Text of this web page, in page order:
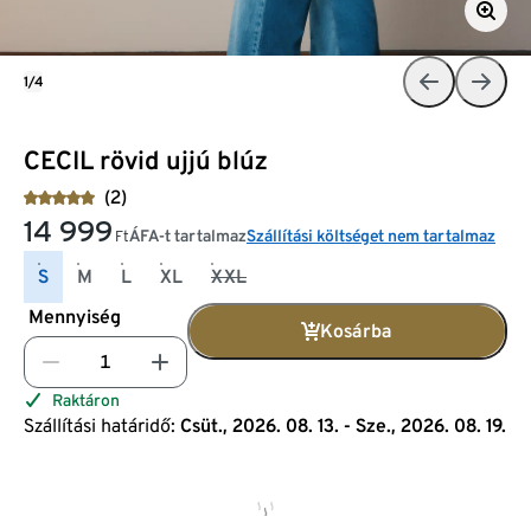
CECIL rövid ujjú blúz
(2)
14 999 FtÁFA-t tartalmazSzállítási költséget nem tartalmaz
S M L XL
XXL
Mennyiség
Kosárba
Raktáron
Szállítási határidő: Csüt., 2026. 08. 13. - Sze., 2026. 08. 19.
1/4